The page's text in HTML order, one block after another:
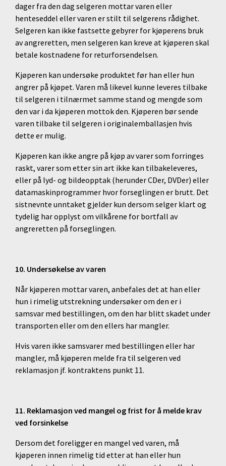
dager fra den dag selgeren mottar varen eller
henteseddel eller varen er stilt til selgerens rådighet.
Selgeren kan ikke fastsette gebyrer for kjøperens bruk
av angreretten, men selgeren kan kreve at kjøperen skal
betale kostnadene for returforsendelsen.
Kjøperen kan undersøke produktet før han eller hun
angrer på kjøpet. Varen må likevel kunne leveres tilbake
til selgeren i tilnærmet samme stand og mengde som
den var i da kjøperen mottok den. Kjøperen bør sende
varen tilbake til selgeren i originalemballasjen hvis
dette er mulig.
Kjøperen kan ikke angre på kjøp av varer som forringes
raskt, varer som etter sin art ikke kan tilbakeleveres,
eller på lyd- og bildeopptak (herunder CDer, DVDer) eller
datamaskinprogrammer hvor forseglingen er brutt. Det
sistnevnte unntaket gjelder kun dersom selger klart og
tydelig har opplyst om vilkårene for bortfall av
angreretten på forseglingen.
10. Undersøkelse av varen
Når kjøperen mottar varen, anbefales det at han eller
hun i rimelig utstrekning undersøker om den er i
samsvar med bestillingen, om den har blitt skadet under
transporten eller om den ellers har mangler.
Hvis varen ikke samsvarer med bestillingen eller har
mangler, må kjøperen melde fra til selgeren ved
reklamasjon jf. kontraktens punkt 11.
11. Reklamasjon ved mangel og frist for å melde krav
ved forsinkelse
Dersom det foreligger en mangel ved varen, må
kjøperen innen rimelig tid etter at han eller hun